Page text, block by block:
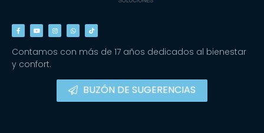
Contamos con más de 17 años dedicados al bienestar
y confort.
BUZÓN DE SUGERENCIAS